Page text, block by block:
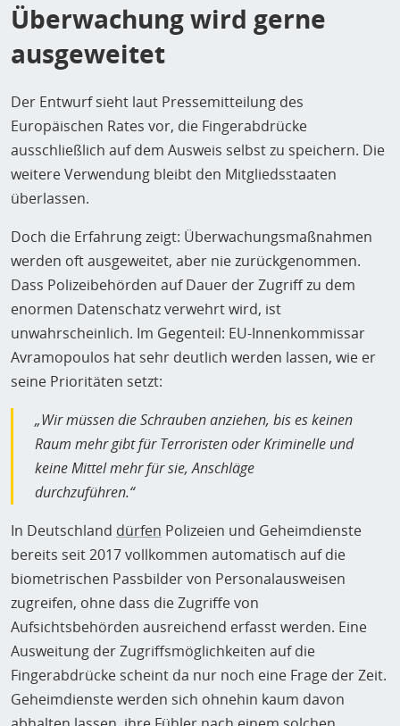
Überwachung wird gerne
ausgeweitet
Der Entwurf sieht laut Pressemitteilung des
Europäischen Rates vor, die Fingerabdrücke
ausschließlich auf dem Ausweis selbst zu speichern. Die
weitere Verwendung bleibt den Mitgliedsstaaten
überlassen.
Doch die Erfahrung zeigt: Überwachungsmaßnahmen
werden oft ausgeweitet, aber nie zurückgenommen.
Dass Polizeibehörden auf Dauer der Zugriff zu dem
enormen Datenschatz verwehrt wird, ist
unwahrscheinlich. Im Gegenteil: EU-Innenkommissar
Avramopoulos hat sehr deutlich werden lassen, wie er
seine Prioritäten setzt:
„Wir müssen die Schrauben anziehen, bis es keinen
Raum mehr gibt für Terroristen oder Kriminelle und
keine Mittel mehr für sie, Anschläge
durchzuführen.“
In Deutschland dürfen Polizeien und Geheimdienste
bereits seit 2017 vollkommen automatisch auf die
biometrischen Passbilder von Personalausweisen
zugreifen, ohne dass die Zugriffe von
Aufsichtsbehörden ausreichend erfasst werden. Eine
Ausweitung der Zugriffsmöglichkeiten auf die
Fingerabdrücke scheint da nur noch eine Frage der Zeit.
Geheimdienste werden sich ohnehin kaum davon